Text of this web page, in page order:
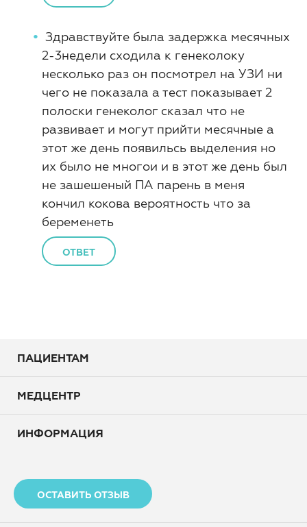
Здравствуйте была задержка месячных
2-3недели сходила к генеколоку
несколько раз он посмотрел на УЗИ ни
чего не показала а тест показывает 2
полоски генеколог сказал что не
развивает и могут прийти месячные а
этот же день появильсь выделения но
их было не многои и в этот же день был
не зашешеный ПА парень в меня
кончил кокова вероятность что за
беременеть
ОТВЕТ
ПАЦИЕНТАМ
МЕДЦЕНТР
ИНФОРМАЦИЯ
ОСТАВИТЬ ОТЗЫВ